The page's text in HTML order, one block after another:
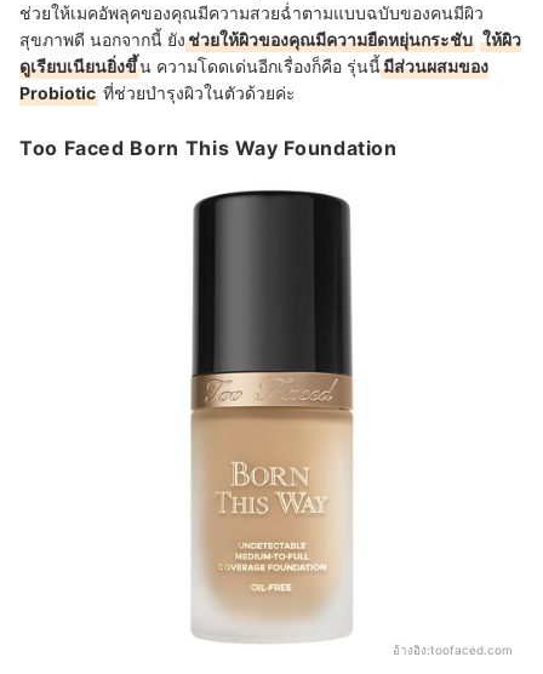
ช่วยให้เมคอัพลุคของคุณมีความสวยฉ่ำตามแบบฉบับของคนมีผิว
สุขภาพดี นอกจากนี้ ยังช่วยให้ผิวของคุณมีความยืดหยุ่นกระชับ ให้ผิว
ดูเรียบเนียนยิ่งขึ้น ความโดดเด่นอีกเรื่องก็คือ รุ่นนี้มีส่วนผสมของ
Probiotic ที่ช่วยบำรุงผิวในตัวด้วยค่ะ
Too Faced Born This Way Foundation
อ้างอิง:toofaced.com